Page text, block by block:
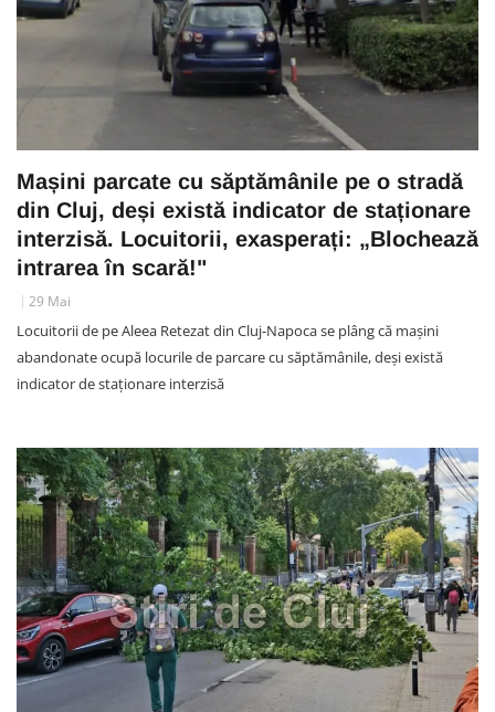
Mașini parcate cu săptămânile pe o stradă
din Cluj, deși există indicator de staționare
interzisă. Locuitorii, exasperați: „Blochează
intrarea în scară!"
29 Mai
Locuitorii de pe Aleea Retezat din Cluj-Napoca se plâng că mașini
abandonate ocupă locurile de parcare cu săptămânile, deși există
indicator de staționare interzisă